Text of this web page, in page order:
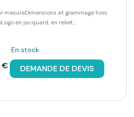
mesureDimensions et grammage hors
en jacquard, en relief,...
En stock
€ DEMANDE DE DEVIS